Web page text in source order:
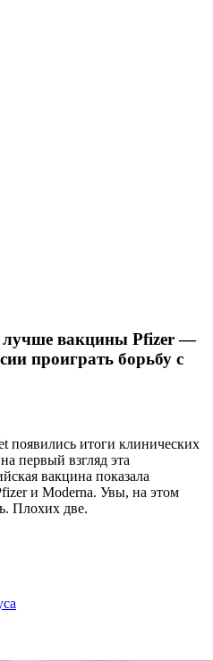
лучше вакцины Pfizer —
проиграть борьбу с
появились итоги клинических
первый взгляд эта
вакцина показала
и Moderna. Увы, на этом
Плохих две.